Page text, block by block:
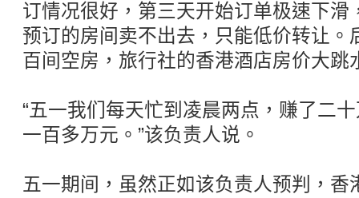
订情况很好，第三天开始订单极速下滑
预订的房间卖不出去，只能低价转让。
百间空房，旅行社的香港酒店房价大跳
“五一我们每天忙到凌晨两点，赚了二
一百多万元。”该负责人说。
五一期间，虽然正如该负责人预判，香